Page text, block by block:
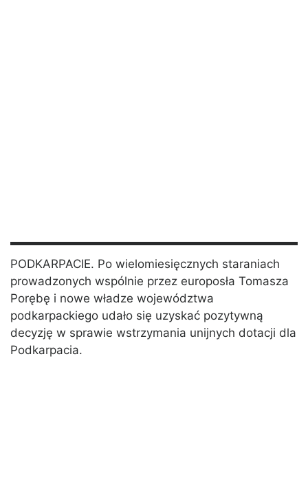
PODKARPACIE. Po wielomiesięcznych staraniach
prowadzonych wspólnie przez europosła Tomasza
Porębę i nowe władze województwa
podkarpackiego udało się uzyskać pozytywną
decyzję w sprawie wstrzymania unijnych dotacji dla
Podkarpacia.